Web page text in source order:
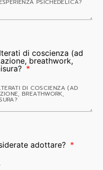
di coscienza (ad
breathwork,
adottare?